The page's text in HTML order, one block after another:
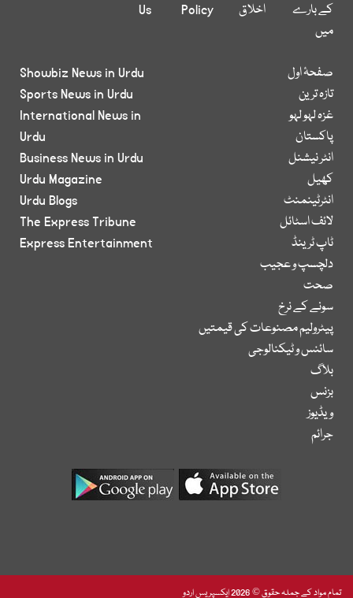
کے بارے
میں
اخلاق
Policy
Us
صفحۂ اول
تازہ ترین
غزہ لہو لہو
پاکستان
انٹر نیشنل
کھیل
انٹرٹینمنٹ
لائف اسٹائل
ٹاپ ٹرینڈ
دلچسپ و عجیب
صحت
سونے کے نرخ
پیٹرولیم مصنوعات کی قیمتیں
سائنس و ٹیکنالوجی
بلاگ
بزنس
ویڈیوز
جرائم
Showbiz News in Urdu
Sports News in Urdu
International News in
Urdu
Business News in Urdu
Urdu Magazine
Urdu Blogs
The Express Tribune
Express Entertainment
تمام مواد کے جملہ حقوق © 2026 ایکسپریس اردو